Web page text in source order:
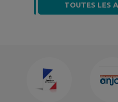
TOUTES LES